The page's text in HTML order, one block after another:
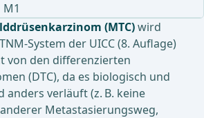
M1
(MTC)wird
System der UICC (8. Auflage)
von den differenzierten
(DTC), da es biologisch und
anders verläuft (z. B. keine
Metastasierungsweg,